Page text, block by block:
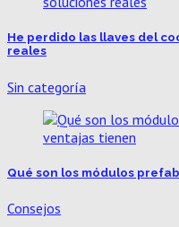
He perdido las llaves del
reales
Sin categoría
Qué son los módulos
Consejos